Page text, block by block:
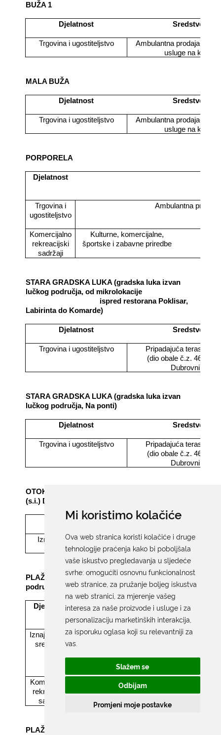
Mi koristimo kolačiće
Ova web stranica koristi kolačiće i druge
tehnologije praćenja kako bi poboljšala
vaše iskustvo pregledavanja u sljedeće
svrhe: omogućiti osnovnu funkcionalnost
web stranice, za pružanje boljeg iskustva
na web stranici za mjerenje vašeg
interesa za naše proizvode i usluge i za
personalizaciju marketinških interakcija
za isporuku oglasa koji su relevantniji za
vas.
Slažem se
Odbijam
Promjeni moje postavke
BUŽA 1
Djelatnost Sredstvo
Trgovina i ugostiteljstvo
Ambulantna prodaja-
usluge na klupi
MALA BUŽA
Djelatnost Sredstvo
Trgovina i ugostiteljstvo
Ambulantna prodaja-
usluge na klupi
PORPORELA
Djelatnost
Trgovina i
ugostiteljstvo
Ambulantna
Komercijalno
rekreacijski
sadržaji
Kulturne, komercijalne,
športske i zabavne priredbe
STARA GRADSKA LUKA (gradska luka izvan
lučkog područja, od mikrolokacije
ispred restorana Poklisar,
Labirinta do Komarde)
Djelatnost Sredstvo
Trgovina i ugostiteljstvo
Pripadajuća terasa
(dio obale č.z. 4622/3
Dubrovnik)
STARA GRADSKA LUKA (gradska luka izvan
lučkog područja, Na ponti)
Djelatnost Sredstvo
Trgovina i ugostiteljstvo
Pripadajuća terasa
(dio obale č.z. 4632/3
Dubrovnik)
OTOK LOKRUM- dio obale ispred č.z.2282 k.o.
(s.i.) Dubrovnik
Djelatnost Sredstvo
Iznajmljivanje sredstava
Daska za jedrenje,
pedalina i sl.
PLAŽA BANJE (izvan granice koncesioniranog
područja, dio obale č.z. 4653/2 k.o.
Dubrovnik)
Djelatnost
Iznajmljivanje
sredstava
Sredstvo za vuču s opremom(banana,
Komercijalno
rekreacijski
sadržaji
Kulturne, komercijalne,
športske i zabavne priredbe
PLAŽA ISPRED HOTELA EXCELSIOR (izvan